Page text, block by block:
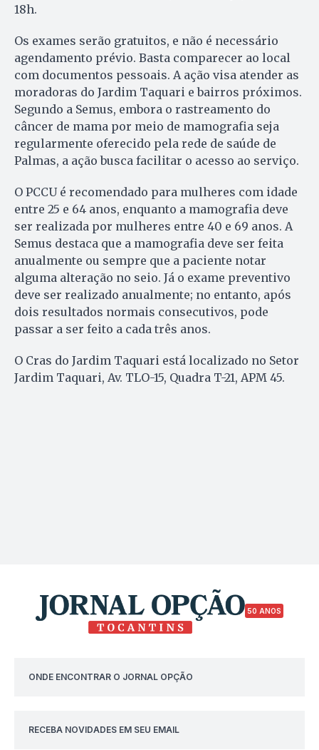
18h.
Os exames serão gratuitos, e não é necessário
agendamento prévio. Basta comparecer ao local
com documentos pessoais. A ação visa atender as
moradoras do Jardim Taquari e bairros próximos.
Segundo a Semus, embora o rastreamento do
câncer de mama por meio de mamografia seja
regularmente oferecido pela rede de saúde de
Palmas, a ação busca facilitar o acesso ao serviço.
O PCCU é recomendado para mulheres com idade
entre 25 e 64 anos, enquanto a mamografia deve
ser realizada por mulheres entre 40 e 69 anos. A
Semus destaca que a mamografia deve ser feita
anualmente ou sempre que a paciente notar
alguma alteração no seio. Já o exame preventivo
deve ser realizado anualmente; no entanto, após
dois resultados normais consecutivos, pode
passar a ser feito a cada três anos.
O Cras do Jardim Taquari está localizado no Setor
Jardim Taquari, Av. TLO-15, Quadra T-21, APM 45.
50 ANOS
ONDE ENCONTRAR O JORNAL OPÇÃO
RECEBA NOVIDADES EM SEU EMAIL